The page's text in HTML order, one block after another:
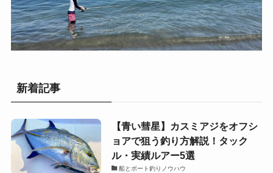
新着記事
【青い彗星】カスミアジをオフシ
ョアで狙う釣り方解説！タック
ル・実績ルアー5選
船とボート釣りノウハウ